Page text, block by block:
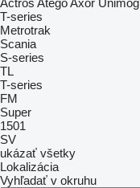
Actros AtegoAxor Unimog
T-series
Metrotrak
Scania
S-series
TL
T-series
FM
Super
1501
SV
ukázať všetky
Lokalizácia
Vyhľadať v okruhu